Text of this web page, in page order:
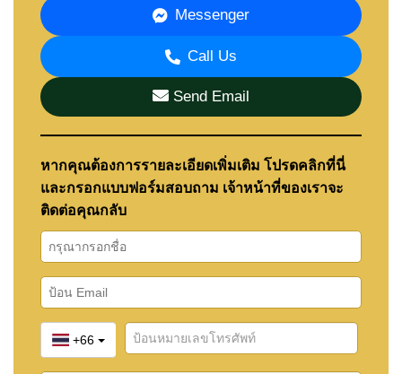
Messenger
Call Us
Send Email
หากคุณต้องการรายละเอียดเพิ่มเติม โปรดคลิกที่นี่
และกรอกแบบฟอร์มสอบถาม เจ้าหน้าที่ของเราจะ
ติดต่อคุณกลับ
+66